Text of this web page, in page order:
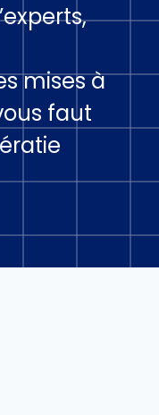
mises à
faut